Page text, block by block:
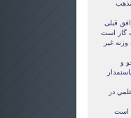
مذهب
قبلی
گاز است
غیر
و
علمي در
است